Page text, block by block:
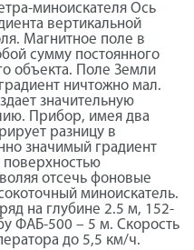
миноискателя Ось
вертикальной
Магнитное поле в
сумму постоянного
объекта. Поле Земли
ничтожно мал.
значительную
Прибор, имея два
разницу в
значимый градиент
поверхностью
отсечь фоновые
миноискатель.
на глубине 2.5 м, 152-
ФАБ-500 – 5 м. Скорость
до 5,5 км/ч.